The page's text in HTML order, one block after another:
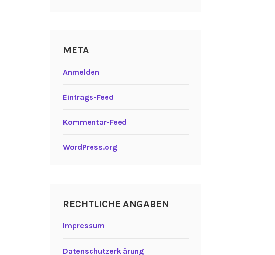
META
Anmelden
Eintrags-Feed
Kommentar-Feed
WordPress.org
RECHTLICHE ANGABEN
Impressum
Datenschutzerklärung